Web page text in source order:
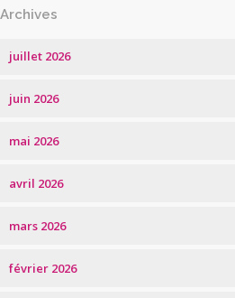
Archives
juillet 2026
juin 2026
mai 2026
avril 2026
mars 2026
février 2026